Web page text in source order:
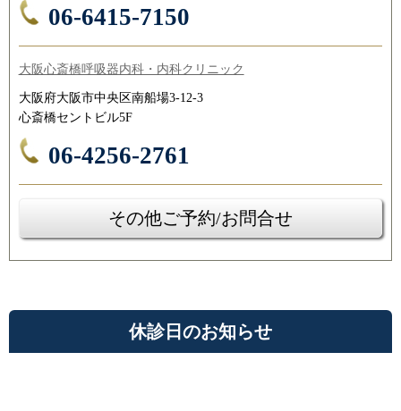
06-6415-7150
大阪心斎橋呼吸器内科・内科クリニック
大阪府大阪市中央区南船場3-12-3
心斎橋セントビル5F
06-4256-2761
その他ご予約/お問合せ
休診日のお知らせ